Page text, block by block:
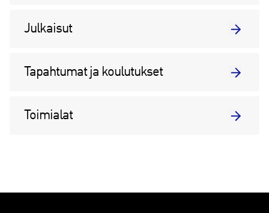
Julkaisut
Tapahtumat ja koulutukset
Toimialat